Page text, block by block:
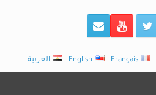
العربية English Français